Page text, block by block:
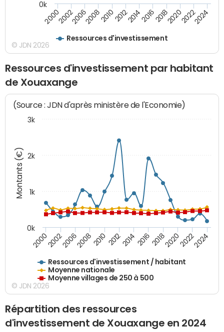
Ressources d'investissement
200020022006200820102012201420162018202020222024
0k
© JDN 2026
Ressources d'investissement par habitant
de Xouaxange
Montants (€)
(Source : JDN d'après ministère de l'Economie)
Ressources d'investissement / habitant
Moyenne nationale
Moyenne villages de 250 à 500
20002002200620082010 2012201420162018202020222024
0k
1k
2k
3k
© JDN 2026
Répartition des ressources
d'investissement de Xouaxange en 2024